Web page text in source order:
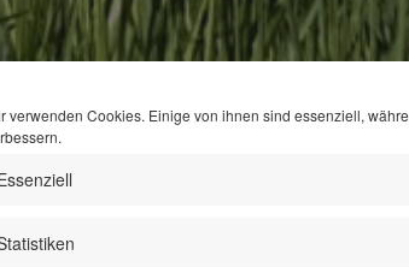
verwenden Cookies. Einige von ihnen sind essenziell,